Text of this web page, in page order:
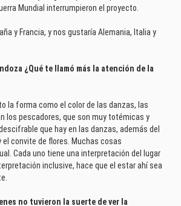
Mundial interrumpieron el proyecto.
y Francia, y nos gustaría Alemania, Italia y
¿Qué te llamó más la atención de la
la forma como el color de las danzas, las
los pescadores, que son muy totémicas y
que hay en las danzas, además del
el convite de flores. Muchas cosas
Cada uno tiene una interpretación del lugar
inclusive, hace que el estar ahí sea
no tuvieron la suerte de ver la